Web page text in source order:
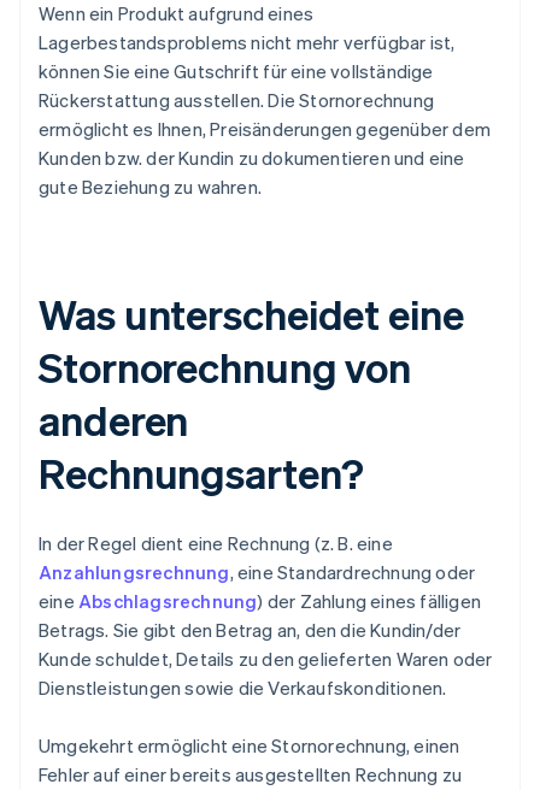
Wenn ein Produkt aufgrund eines
Lagerbestandsproblems nicht mehr verfügbar ist,
können Sie eine Gutschrift für eine vollständige
Rückerstattung ausstellen. Die Stornorechnung
ermöglicht es Ihnen, Preisänderungen gegenüber dem
Kunden bzw. der Kundin zu dokumentieren und eine
gute Beziehung zu wahren.
Was unterscheidet eine
Stornorechnung von
anderen
Rechnungsarten?
In der Regel dient eine Rechnung (z. B. eine
Anzahlungsrechnung, eine Standardrechnung oder
eine Abschlagsrechnung) der Zahlung eines fälligen
Betrags. Sie gibt den Betrag an, den die Kundin/der
Kunde schuldet, Details zu den gelieferten Waren oder
Dienstleistungen sowie die Verkaufskonditionen.
Umgekehrt ermöglicht eine Stornorechnung, einen
Fehler auf einer bereits ausgestellten Rechnung zu